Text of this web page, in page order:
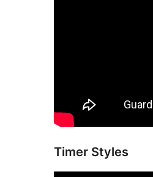
Timer Styles